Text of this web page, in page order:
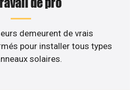
demeurent de vrais
pour installer tous types
solaires.